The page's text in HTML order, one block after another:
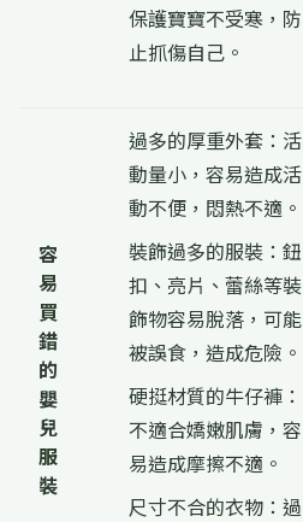
保護寶寶不受寒，防
止抓傷自己。
容
易
買
錯
的
嬰
兒
服
裝
過多的厚重外套：活
動量小，容易造成活
動不便，悶熱不適。
裝飾過多的服裝：鈕
扣、亮片、蕾絲等裝
飾物容易脫落，可能
被誤食，造成危險。
硬挺材質的牛仔褲：
不適合嬌嫩肌膚，容
易造成摩擦不適。
尺寸不合的衣物：過